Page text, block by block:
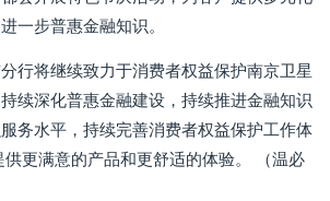
一步普惠金融知识。
行将继续致力于消费者权益保护南京卫星
续深化普惠金融建设，持续推进金融知识
务水平，持续完善消费者权益保护工作体
更满意的产品和更舒适的体验。 （温必